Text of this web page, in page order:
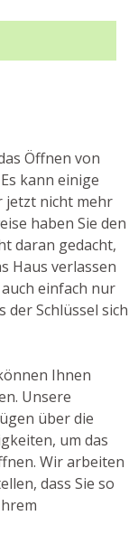
Öffnen von
kann einige
jetzt nicht mehr
haben Sie den
daran gedacht,
Haus verlassen
einfach nur
der Schlüssel sich
Ihnen
Unsere
über die
um das
Wir arbeiten
dass Sie so